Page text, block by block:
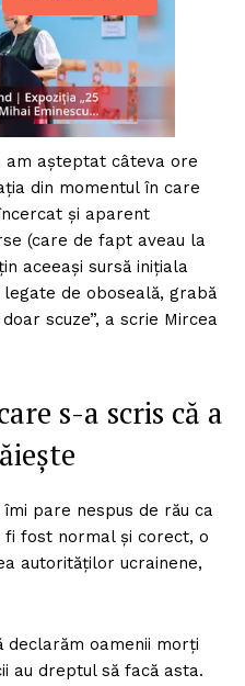
am așteptat câteva ore
din momentul în care
și aparent
(care de fapt aveau la
aceeași sursă inițiala
de oboseală, grabă
scuze”, a scrie Mircea
s-a scris că a
pare nespus de rău ca
fost normal și corect, o
autorităților ucrainene,
declarăm oamenii morți
au dreptul să facă asta.